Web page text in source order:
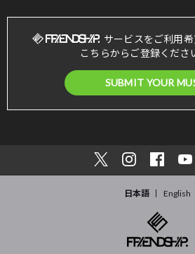
サービスをご利用
こちらからご登録くださ
SUBMIT YOUR
日本語 English